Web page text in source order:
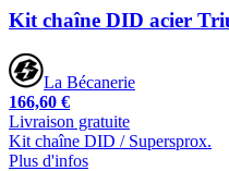
Kit chaîne DID acier
La Bécanerie
166,60 €
Livraison gratuite
Kit chaîne DID / Supersprox.
Plus d'infos